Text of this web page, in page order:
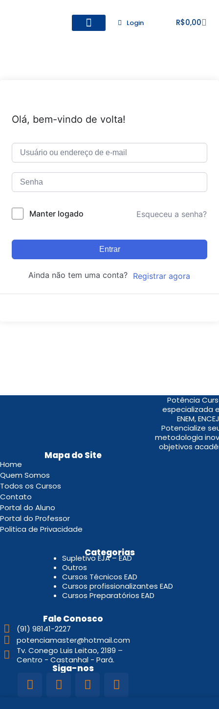
Login R$0,00
Olá, bem-vindo de volta!
Manter logado Esqueceu a senha?
Entrar
Ainda não tem uma conta? Registrar agora
Potência
especializada
ENEM,
Potencialize
metodologia
objetivos
Mapa do Site
Home
Quem Somos
Todos os Cursos
Contato
Portal do Aluno
Portal do Professor
Politica de Privacidade
Categorias
Supletivo EJA – EAD
Outros
Cursos Técnicos EAD
Cursos profissionalizantes EAD
Cursos Preparatórios EAD
Fale Conosco
(91) 98141-2227
potenciamaster@hotmail.com
Tv. Conego Luis Leitao, 2189 –
Centro - Castanhal - Pará.
Siga-nos